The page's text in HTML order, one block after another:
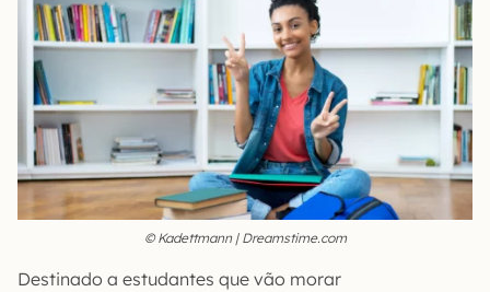
© Kadettmann | Dreamstime.com
Destinado a estudantes que vão morar